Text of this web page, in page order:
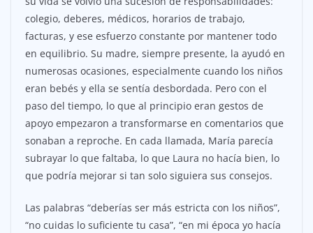
colegio, deberes, médicos, horarios de trabajo,
facturas, y ese esfuerzo constante por mantener todo
en equilibrio. Su madre, siempre presente, la ayudó en
numerosas ocasiones, especialmente cuando los niños
eran bebés y ella se sentía desbordada. Pero con el
paso del tiempo, lo que al principio eran gestos de
apoyo empezaron a transformarse en comentarios que
sonaban a reproche. En cada llamada, María parecía
subrayar lo que faltaba, lo que Laura no hacía bien, lo
que podría mejorar si tan solo siguiera sus consejos.
Las palabras “deberías ser más estricta con los niños”,
“no cuidas lo suficiente tu casa”, “en mi época yo hacía